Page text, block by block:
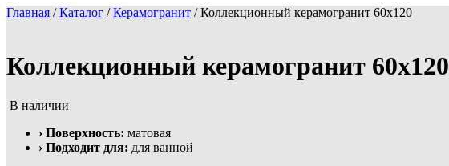
Главная /Каталог /Керамогранит /Коллекционный керамогранит 60х120
Коллекционный керамогранит 60х120
В наличии
› Поверхность: матовая
› Подходит для: для ванной